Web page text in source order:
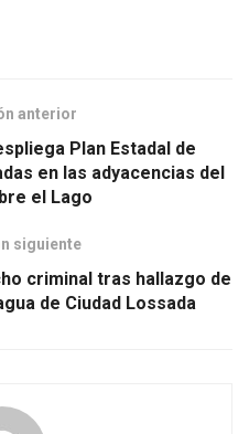
anterior
Plan Estadal de
en las adyacencias del
el Lago
siguiente
criminal tras hallazgo de
de Ciudad Lossada